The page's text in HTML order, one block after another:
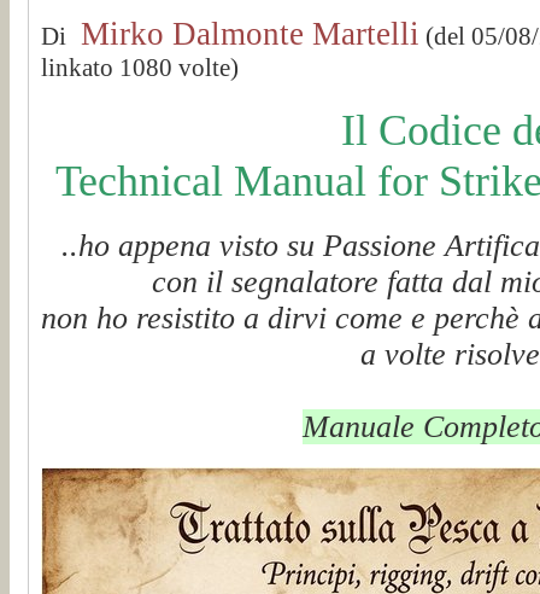
Di Mirko Dalmonte Martelli (del 05/
linkato 1080 volte)
Il Codice
Technical Manual for
..ho appena visto su Passione
con il segnalatore fatta dal
non ho resistito a dirvi come e perchè
a volte
Manuale